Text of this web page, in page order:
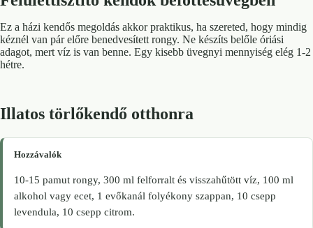
Ez a házi kendős megoldás akkor praktikus, ha szereted, hogy mindig
kéznél van pár előre benedvesített rongy. Ne készíts belőle óriási
adagot, mert víz is van benne. Egy kisebb üvegnyi mennyiség elég 1-2
hétre.
Illatos törlőkendő otthonra
Hozzávalók
10-15 pamut rongy, 300 ml felforralt és visszahűtött víz, 100 ml
alkohol vagy ecet, 1 evőkanál folyékony szappan, 10 csepp
levendula, 10 csepp citrom.